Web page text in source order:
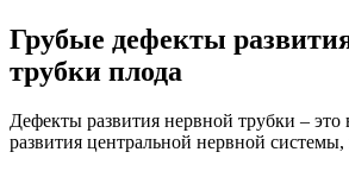
Грубые дефекты
трубки плода
Дефекты развития нервной трубки –
развития центральной нервной системы,